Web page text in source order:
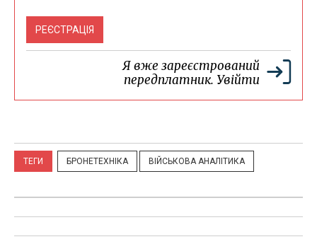
РЕЄСТРАЦІЯ
Я вже зареєстрований
передплатник. Увійти
ТЕГИ БРОНЕТЕХНІКА ВІЙСЬКОВА АНАЛІТИКА